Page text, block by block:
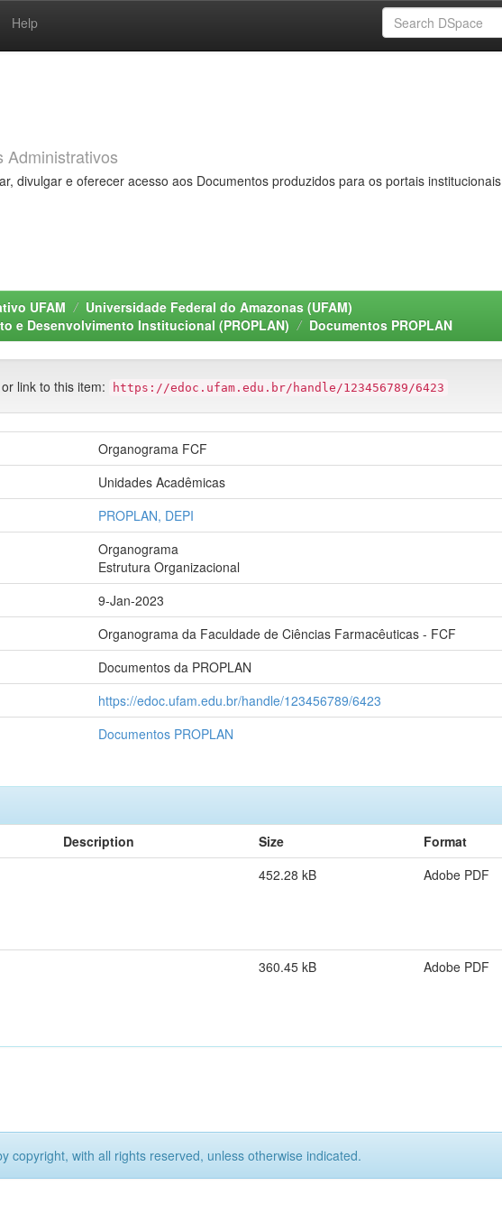
Help
Administrativos
divulgar e oferecer acesso aos Documentos produzidos para os portais institucionais
UFAM
Universidade Federal do Amazonas (UFAM)
e Desenvolvimento Institucional (PROPLAN)
Documentos PROPLAN
link to this item: https://edoc.ufam.edu.br/handle/123456789/6423
Organograma FCF
Unidades Acadêmicas
PROPLAN, DEPI
Organograma
Estrutura Organizacional
9-Jan-2023
Organograma da Faculdade de Ciências Farmacêuticas - FCF
Documentos da PROPLAN
https://edoc.ufam.edu.br/handle/123456789/6423
Documentos PROPLAN
Description Size
Format
452.28 kB Adobe PDF
360.45 kB Adobe PDF
copyright, with all rights reserved, unless otherwise indicated.